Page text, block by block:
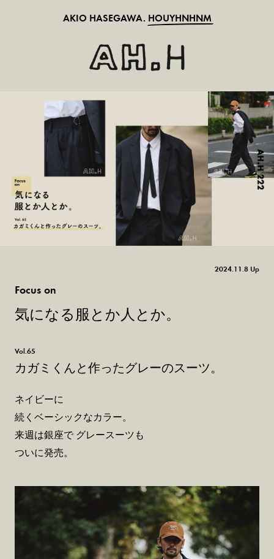
AKIO HASEGAWA. HOUYHNHNM
2024.11.8 Up
Focus on
気になる服とか人とか。
Vol.65
カガミくんと作ったグレーのスーツ。
ネイビーに
続くベーシックなカラー。
来週は銀座で グレースーツも
ついに発売。